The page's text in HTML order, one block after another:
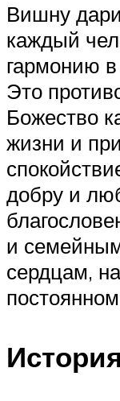
Вишну
каждый
гармонию
Это
Божество
жизни и
добру и
и
сердцам,
История